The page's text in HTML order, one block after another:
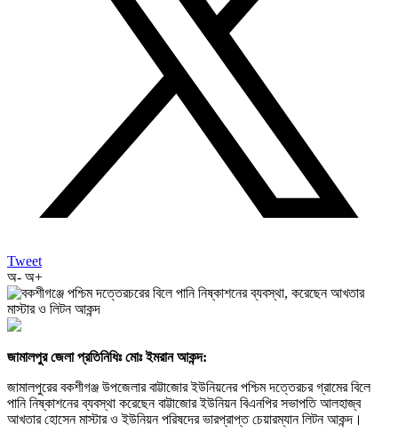
Tweet
অ- অ+
জামালপুর জেলা প্রতিনিধিঃ মোঃ ইমরান আকন্দ:
জামালপুরের বকশীগঞ্জ উপজেলার বাট্টাজোর ইউনিয়নের পশ্চিম দত্তেরচর গ্রামের বিলে
পানি নিষ্কাশনের ব্যবস্থা করেছেন বাট্টাজোর ইউনিয়ন বিএনপির সভাপতি আলহাজ্ব
আখতার হোসেন মাস্টার ও ইউনিয়ন পরিষদের ভারপ্রাপ্ত চেয়ারম্যান লিটন আকন্দ।